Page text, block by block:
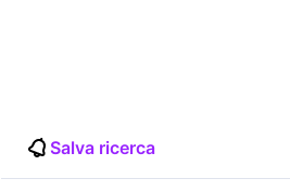
Salva ricerca